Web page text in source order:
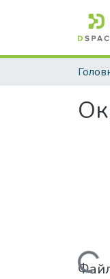
Вантажиться...